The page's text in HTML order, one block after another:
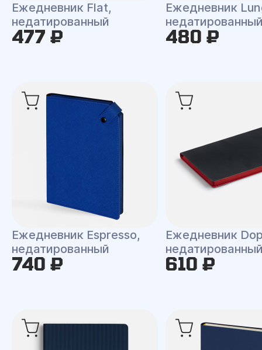
Ежедневник Flat,
недатированный
477 ₽
Ежедневник
480 ₽
Ежедневник Espresso,
недатированный
740 ₽
Ежедневник
610 ₽